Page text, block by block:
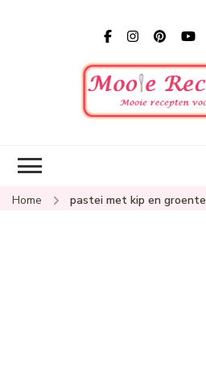
Home pastei met kip en groente